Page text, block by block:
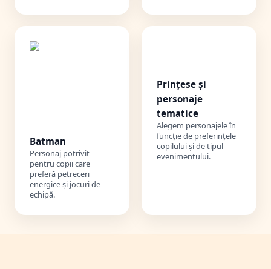
Batman
Personaj potrivit
pentru copii care
preferă petreceri
energice și jocuri de
echipă.
Prințese și
personaje
tematice
Alegem personajele în
funcție de preferințele
copilului și de tipul
evenimentului.